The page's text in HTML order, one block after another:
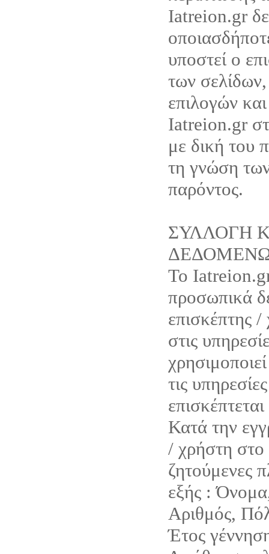
Iatreion.gr
υποστεί ο
των
επιλογών
Iatreion.gr
με δική του
τη γνώση
παρόντος.
ΣΥΛΛΟΓΗ
Το
προσωπικά
επισκέπτης /
στις
τις
Κατά την
/ χρήστη
ζητούμενες
εξής :
Αριθμός,
Έτος